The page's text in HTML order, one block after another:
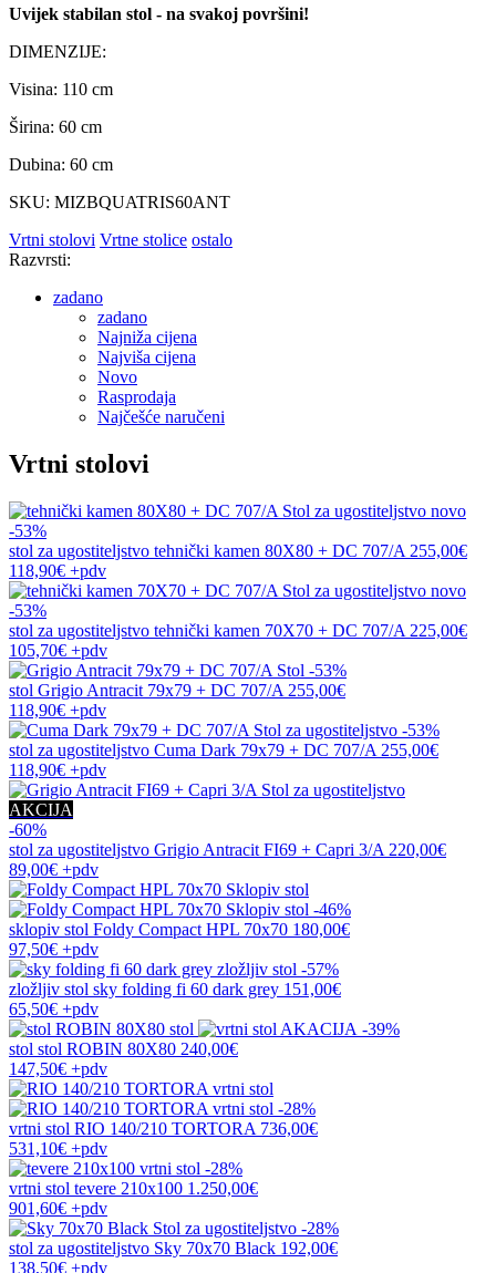
Uvijek stabilan stol - na svakoj površini!
DIMENZIJE:
Visina: 110 cm
Širina: 60 cm
Dubina: 60 cm
SKU: MIZBQUATRIS60ANT
Vrtni stolovi Vrtne stolice ostalo
Razvrsti:
zadano
zadano
Najniža cijena
Najviša cijena
Novo
Rasprodaja
Najčešće naručeni
Vrtni stolovi
novo
-53%
stol za ugostiteljstvo tehnički kamen 80X80 + DC 707/A 255,00€
118,90€ +pdv
novo
-53%
stol za ugostiteljstvo tehnički kamen 70X70 + DC 707/A 225,00€
105,70€ +pdv
-53%
stol Grigio Antracit 79x79 + DC 707/A 255,00€
118,90€ +pdv
-53%
stol za ugostiteljstvo Cuma Dark 79x79 + DC 707/A 255,00€
118,90€ +pdv
AKCIJA
-60%
stol za ugostiteljstvo Grigio Antracit FI69 + Capri 3/A 220,00€
89,00€ +pdv
-46%
sklopiv stol Foldy Compact HPL 70x70 180,00€
97,50€ +pdv
-57%
zložljiv stol sky folding fi 60 dark grey 151,00€
65,50€ +pdv
-39%
stol stol ROBIN 80X80 240,00€
147,50€ +pdv
-28%
vrtni stol RIO 140/210 TORTORA 736,00€
531,10€ +pdv
-28%
vrtni stol tevere 210x100 1.250,00€
901,60€ +pdv
-28%
stol za ugostiteljstvo Sky 70x70 Black 192,00€
138,50€ +pdv